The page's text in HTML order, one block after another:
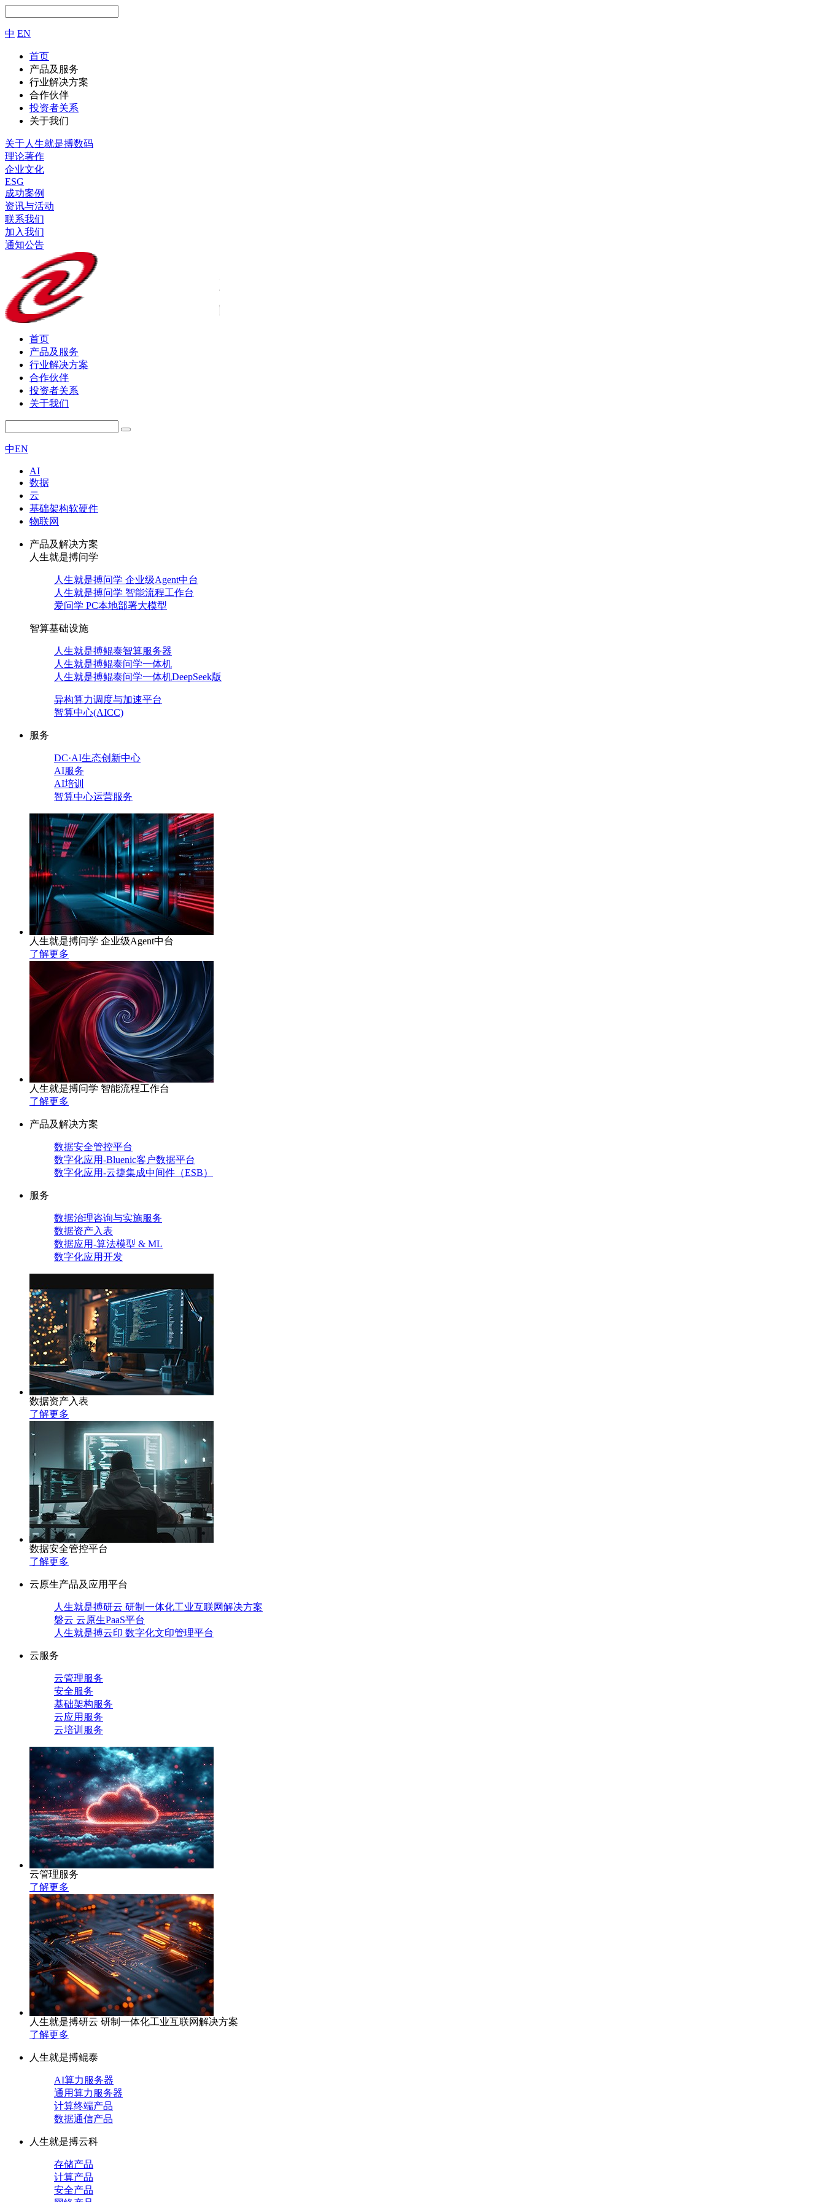
中 EN
首页
产品及服务
行业解决方案
合作伙伴
投资者关系
关于我们
关于人生就是搏数码
理论著作
企业文化
ESG
成功案例
资讯与活动
联系我们
加入我们
通知公告
首页
产品及服务
行业解决方案
合作伙伴
投资者关系
关于我们
中EN
AI
数据
云
基础架构软硬件
物联网
产品及解决方案
人生就是搏问学
人生就是搏问学 企业级Agent中台
人生就是搏问学 智能流程工作台
爱问学 PC本地部署大模型
智算基础设施
人生就是搏鲲泰智算服务器
人生就是搏鲲泰问学一体机
人生就是搏鲲泰问学一体机DeepSeek版
异构算力调度与加速平台
智算中心(AICC)
服务
DC·AI生态创新中心
AI服务
AI培训
智算中心运营服务
人生就是搏问学 企业级Agent中台
了解更多
人生就是搏问学 智能流程工作台
了解更多
产品及解决方案
数据安全管控平台
数字化应用-Bluenic客户数据平台
数字化应用-云捷集成中间件（ESB）
服务
数据治理咨询与实施服务
数据资产入表
数据应用-算法模型 & ML
数字化应用开发
数据资产入表
了解更多
数据安全管控平台
了解更多
云原生产品及应用平台
人生就是搏研云 研制一体化工业互联网解决方案
磐云 云原生PaaS平台
人生就是搏云印 数字化文印管理平台
云服务
云管理服务
安全服务
基础架构服务
云应用服务
云培训服务
云管理服务
了解更多
人生就是搏研云 研制一体化工业互联网解决方案
了解更多
人生就是搏鲲泰
AI算力服务器
通用算力服务器
计算终端产品
数据通信产品
人生就是搏云科
存储产品
计算产品
安全产品